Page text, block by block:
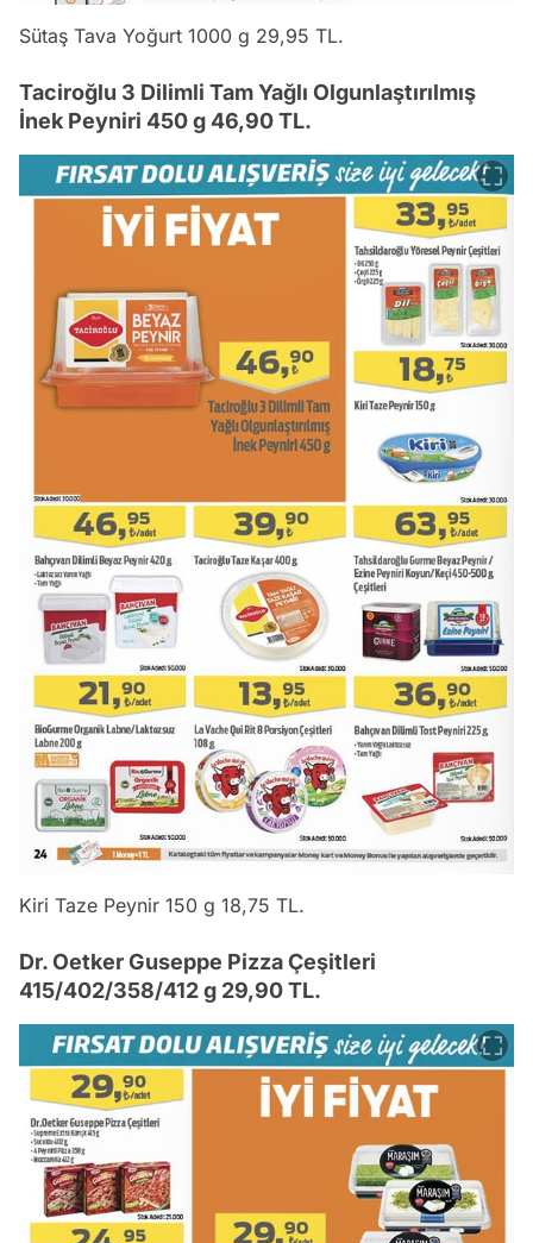
Sütaş Tava Yoğurt 1000 g 29,95 TL.
Taciroğlu 3 Dilimli Tam Yağlı Olgunlaştırılmış
İnek Peyniri 450 g 46,90 TL.
Kiri Taze Peynir 150 g 18,75 TL.
Dr. Oetker Guseppe Pizza Çeşitleri
415/402/358/412 g 29,90 TL.